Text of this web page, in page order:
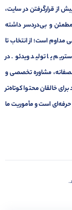
از قرارگرفتن در سایت،
و بی‌دردسر داشته
است؛ از انتخاب تا
یا تولید ویدئو. در
مشاوره تخصصی و
خالقان محتوا کوتاه‌تر
است و مأموریت ما